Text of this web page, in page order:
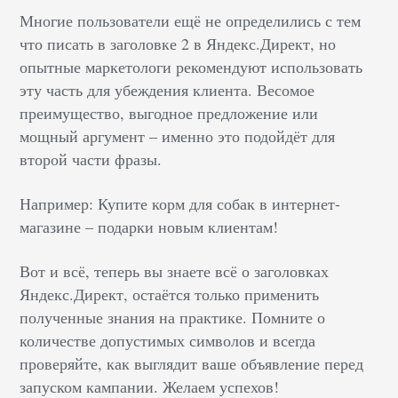
Многие пользователи ещё не определились с тем
что писать в заголовке 2 в Яндекс.Директ, но
опытные маркетологи рекомендуют использовать
эту часть для убеждения клиента. Весомое
преимущество, выгодное предложение или
мощный аргумент – именно это подойдёт для
второй части фразы.
Например: Купите корм для собак в интернет-
магазине – подарки новым клиентам!
Вот и всё, теперь вы знаете всё о заголовках
Яндекс.Директ, остаётся только применить
полученные знания на практике. Помните о
количестве допустимых символов и всегда
проверяйте, как выглядит ваше объявление перед
запуском кампании. Желаем успехов!